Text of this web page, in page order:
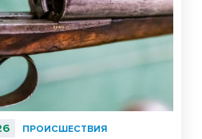
ПРОИСШЕСТВИЯ